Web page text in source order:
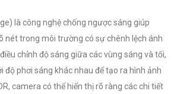
quý khách sẽ được tư vấn kỹ lưỡng và lựa
nhất cho gia đình, cửa hàng hoặc doanh
tôi giúp bạn bảo vệ mọi khoảnh khắc
là công nghệ chống ngược sáng giúp
nét trong môi trường có sự chênh lệch ánh
chỉnh độ sáng giữa các vùng sáng và tối,
độ phơi sáng khác nhau để tạo ra hình ảnh
camera có thể hiển thị rõ ràng các chi tiết